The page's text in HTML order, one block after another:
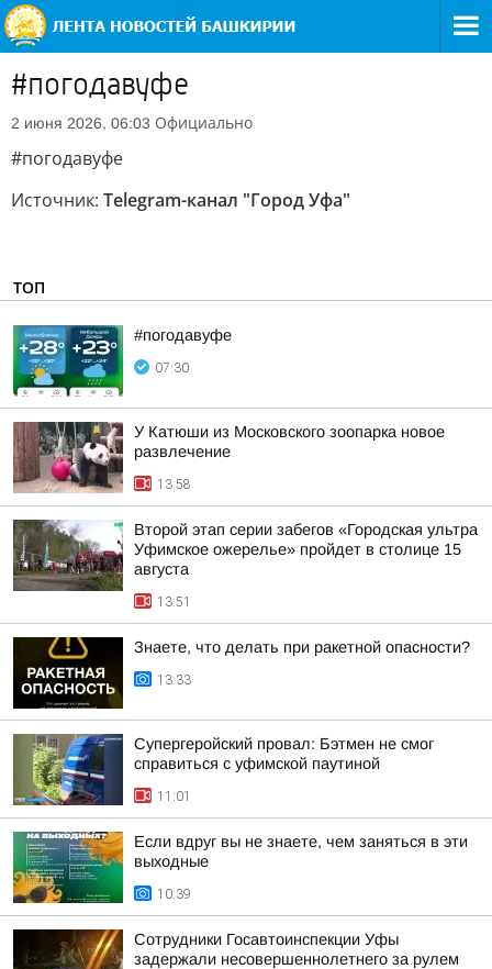
#погодавуфе
2 июня 2026, 06:03 Официально
#погодавуфе
Источник: Telegram-канал "Город Уфа"
ТОП
#погодавуфе
07:30
У Катюши из Московского зоопарка новое
развлечение
13:58
Второй этап серии забегов «Городская ультра
Уфимское ожерелье» пройдет в столице 15
августа
13:51
Знаете, что делать при ракетной опасности?
13:33
Супергеройский провал: Бэтмен не смог
справиться с уфимской паутиной
11:01
Если вдруг вы не знаете, чем заняться в эти
выходные
10:39
Сотрудники Госавтоинспекции Уфы
задержали несовершеннолетнего за рулем